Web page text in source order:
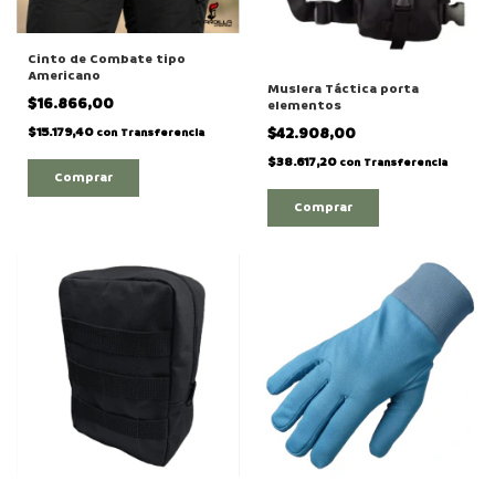
Cinto de Combate tipo
Americano
$16.866,00
$15.179,40 con Transferencia
Comprar
Muslera Táctica porta
elementos
$42.908,00
$38.617,20 con Transferencia
Comprar